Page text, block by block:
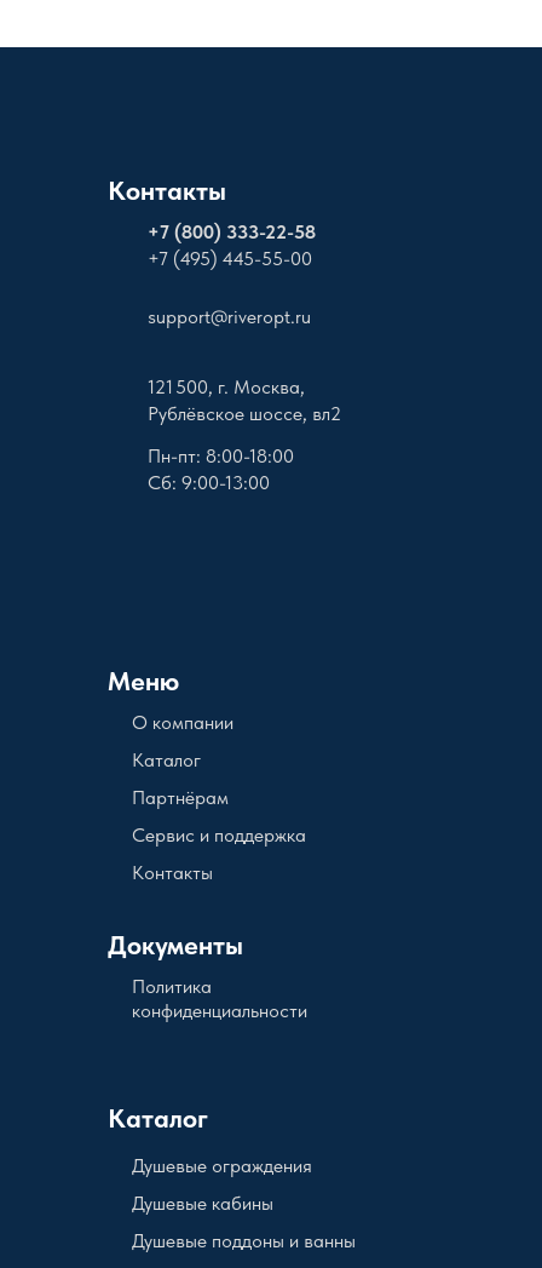
Контакты
+7 (800) 333-22-58
+7 (495) 445-55-00
support@riveropt.ru
Меню
121 500, г. Москва,
Рублёвское шоссе, вл2
О компании
Документы
Пн-пт: 8:00-18:00
Сб: 9:00-13:00
Каталог
Политика
конфиденциальности
Партнёрам
Сервис и поддержка
Контакты
Каталог
Душевые кабины
Душевые поддоны и ванны
Душевые ограждения